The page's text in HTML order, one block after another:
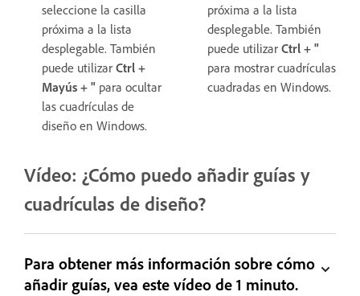
seleccione la casilla
próxima a la lista
desplegable. También
puede utilizar Ctrl +
Mayús + " para ocultar
las cuadrículas de
diseño en Windows.
próxima a la lista
desplegable. También
puede utilizar Ctrl + "
para mostrar cuadrículas
cuadradas en Windows.
Vídeo: ¿Cómo puedo añadir guías y
cuadrículas de diseño?
Para obtener más información sobre cómo
añadir guías, vea este vídeo de 1 minuto.